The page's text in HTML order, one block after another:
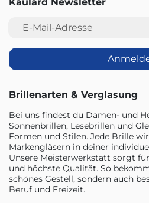
E-Mail-Adresse
Brillenarten & Verglasung
Bei uns findest du Damen- und
Sonnenbrillen, Lesebrillen und
Formen und Stilen. Jede Brille
Markengläsern in deiner
Unsere Meisterwerkstatt sorgt
und höchste Qualität. So
schönes Gestell, sondern auch
Beruf und Freizeit.